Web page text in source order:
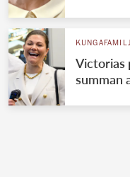
Victorias
summan